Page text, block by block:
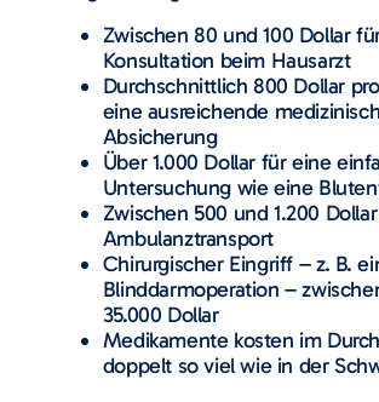
Zwischen 80 und 100 Dollar
Konsultation beim Hausarzt
Durchschnittlich 800 Dollar
eine ausreichende
Absicherung
Über 1.000 Dollar für eine
Untersuchung wie eine
Zwischen 500 und 1.200
Ambulanztransport
Chirurgischer Eingriff – z. B.
Blinddarmoperation –
35.000 Dollar
Medikamente kosten im
doppelt so viel wie in der